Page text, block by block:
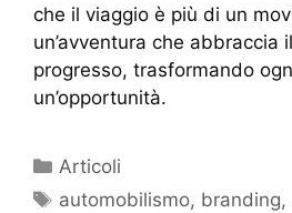
che il viaggio è più di un
un’avventura che abbraccia
progresso, trasformando
un’opportunità.
Articoli
automobilismo, branding,